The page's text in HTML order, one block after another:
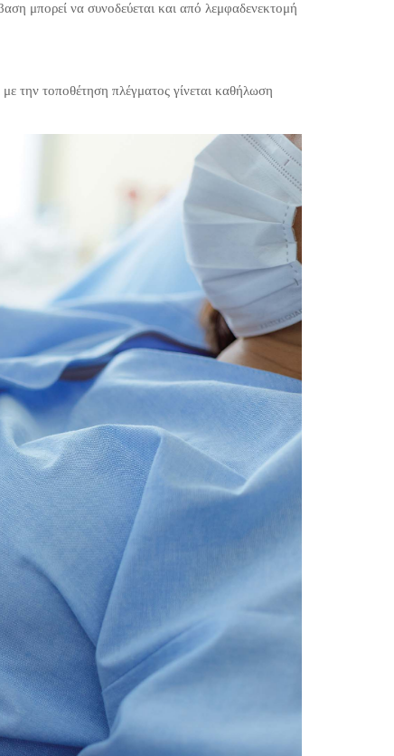
μπορεί να συνοδεύεται και από λεμφαδενεκτομή
την τοποθέτηση πλέγματος γίνεται καθήλωση